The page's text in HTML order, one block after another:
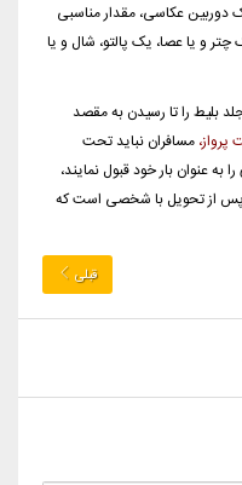
عکاسی، مقدار مناسبی
و یا عصا، یک پالتو، شال و یا
بلیط را تا رسیدن به مقصد
مسافران نباید تحت
عنوان بار خود قبول نمایند،
پس از تحویل با شخصی است که
قبلی